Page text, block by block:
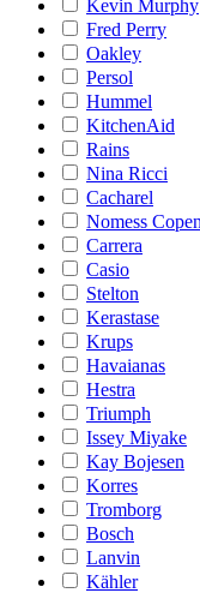
Kevin Murphy
Fred Perry
Oakley
Persol
Hummel
KitchenAid
Rains
Nina Ricci
Cacharel
Nomess
Carrera
Casio
Stelton
Kerastase
Krups
Havaianas
Hestra
Triumph
Issey Miyake
Kay Bojesen
Korres
Tromborg
Bosch
Lanvin
Kähler